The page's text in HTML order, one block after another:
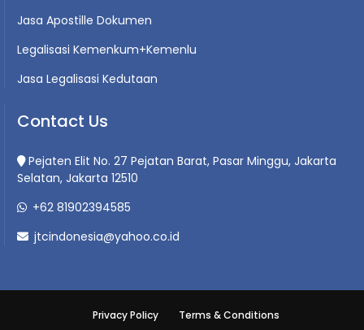
Jasa Apostille Dokumen
Legalisasi Kemenkum+Kemenlu
Jasa Legalisasi Kedutaan
Contact Us
Pejaten Elit No. 27 Pejatan Barat, Pasar Minggu, Jakarta
Selatan, Jakarta 12510
+62 81902394585
jtcindonesia@yahoo.co.id
Privacy Policy Terms & Conditions